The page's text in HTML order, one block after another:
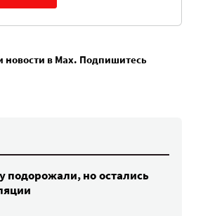
новости в Max. Подпишитесь
подорожали, но остались